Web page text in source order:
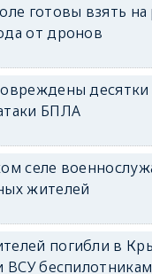
готовы взять на
от дронов
БПЛА
селе
жителей
погибли в
ВСУ